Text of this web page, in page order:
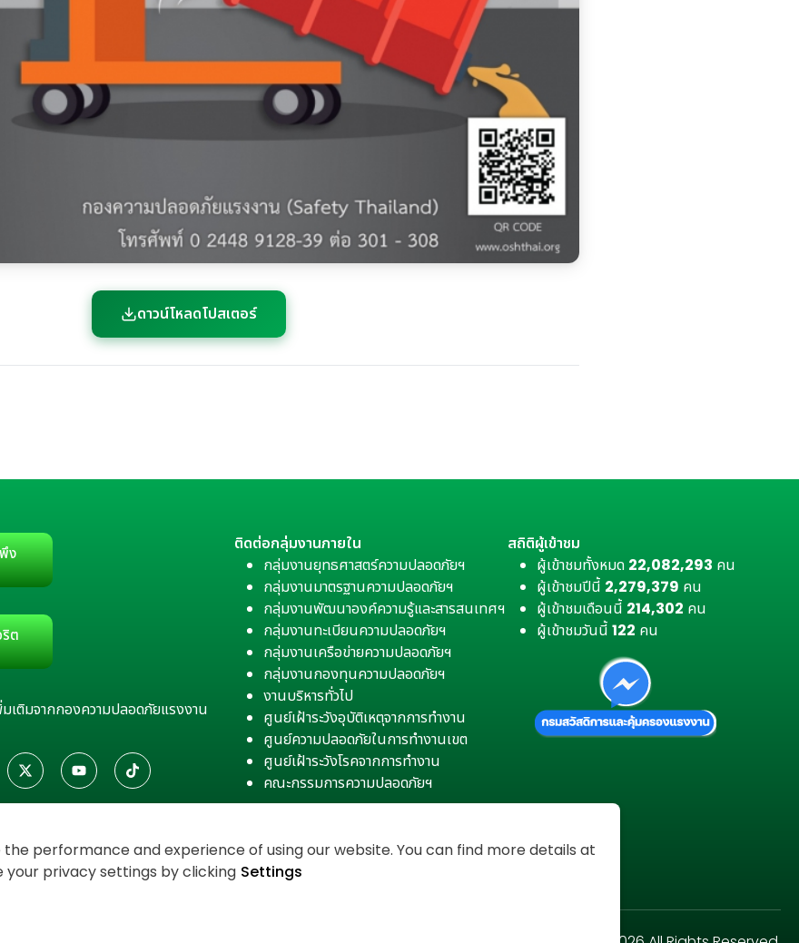
ดาวน์โหลดโปสเตอร์
ง
ริต
เติมจากกองความปลอดภัยแรงงาน
ติดต่อกลุ่มงานภายใน
กลุ่มงานยุทธศาสตร์ความปลอดภัยฯ
กลุ่มงานมาตรฐานความปลอดภัยฯ
กลุ่มงานพัฒนาองค์ความรู้และสารสนเทศฯ
กลุ่มงานทะเบียนความปลอดภัยฯ
กลุ่มงานเครือข่ายความปลอดภัยฯ
กลุ่มงานกองทุนความปลอดภัยฯ
งานบริหารทั่วไป
ศูนย์เฝ้าระวังอุบัติเหตุจากการทำงาน
ศูนย์ความปลอดภัยในการทำงานเขต
ศูนย์เฝ้าระวังโรคจากการทำงาน
คณะกรรมการความปลอดภัยฯ
สถิติผู้เข้าชม
ผู้เข้าชมทั้งหมด 22,082,293 คน
ผู้เข้าชมปีนี้ 2,279,379 คน
ผู้เข้าชมเดือนนี้ 214,302 คน
ผู้เข้าชมวันนี้122 คน
performance and experience of using our website. You can find more details at
your privacy settings by clicking Settings